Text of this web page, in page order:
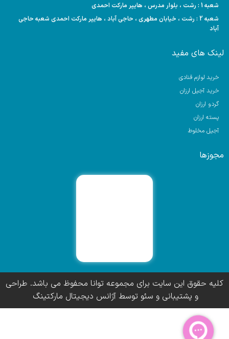
شعبه 1 : رشت ، بلوار مدرس ، هایپر مارکت احمدی
شعبه 2 : رشت ، خیابان مطهری ، حاجی آباد ، هایپر مارکت احمدی شعبه حاجی
آباد
لینک های مفید
خرید لوازم قنادی
خرید آجیل ارزان
گردو ارزان
پسته ارزان
آجیل مخلوط
مجوزها
کلیه حقوق این سایت برای مجموعه توانا محفوظ می باشد. طراحی
و پشتیبانی و سئو توسط آژانس دیجیتال مارکتینگ